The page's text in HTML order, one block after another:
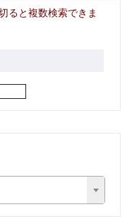
ると複数検索できま